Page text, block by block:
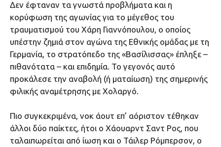
Δεν έφταναν τα γνωστά προβλήματα και η
κορύφωση της αγωνίας για το μέγεθος του
τραυματισμού του Χάρη Γιαννόπουλου, ο οποίος
υπέστην ζημιά στον αγώνα της Εθνικής ομάδας με τη
Γερμανία, το στρατόπεδο της «Βασίλισσας» έπληξε –
πιθανότατα – και επιδημία. Το γεγονός αυτό
προκάλεσε την αναβολή (ή ματαίωση) της σημερινής
φιλικής αναμέτρησης με Χολαργό.
Πιο συγκεκριμένα, νοκ άουτ επ’ αόριστον τέθηκαν
άλλοι δύο παίκτες, ήτοι ο Χάουαρντ Σαντ Ρος, που
ταλαιπωρείται από ίωση και ο Τάιλερ Ρόμπερσον, ο